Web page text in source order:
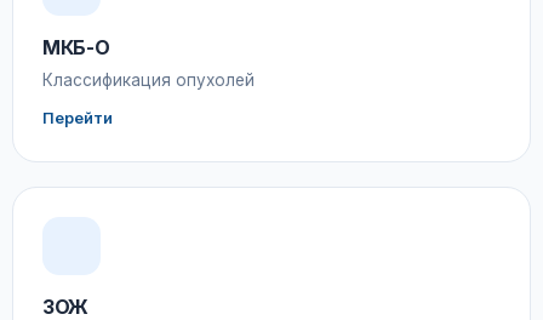
МКБ-О
Классификация опухолей
Перейти
ЗОЖ